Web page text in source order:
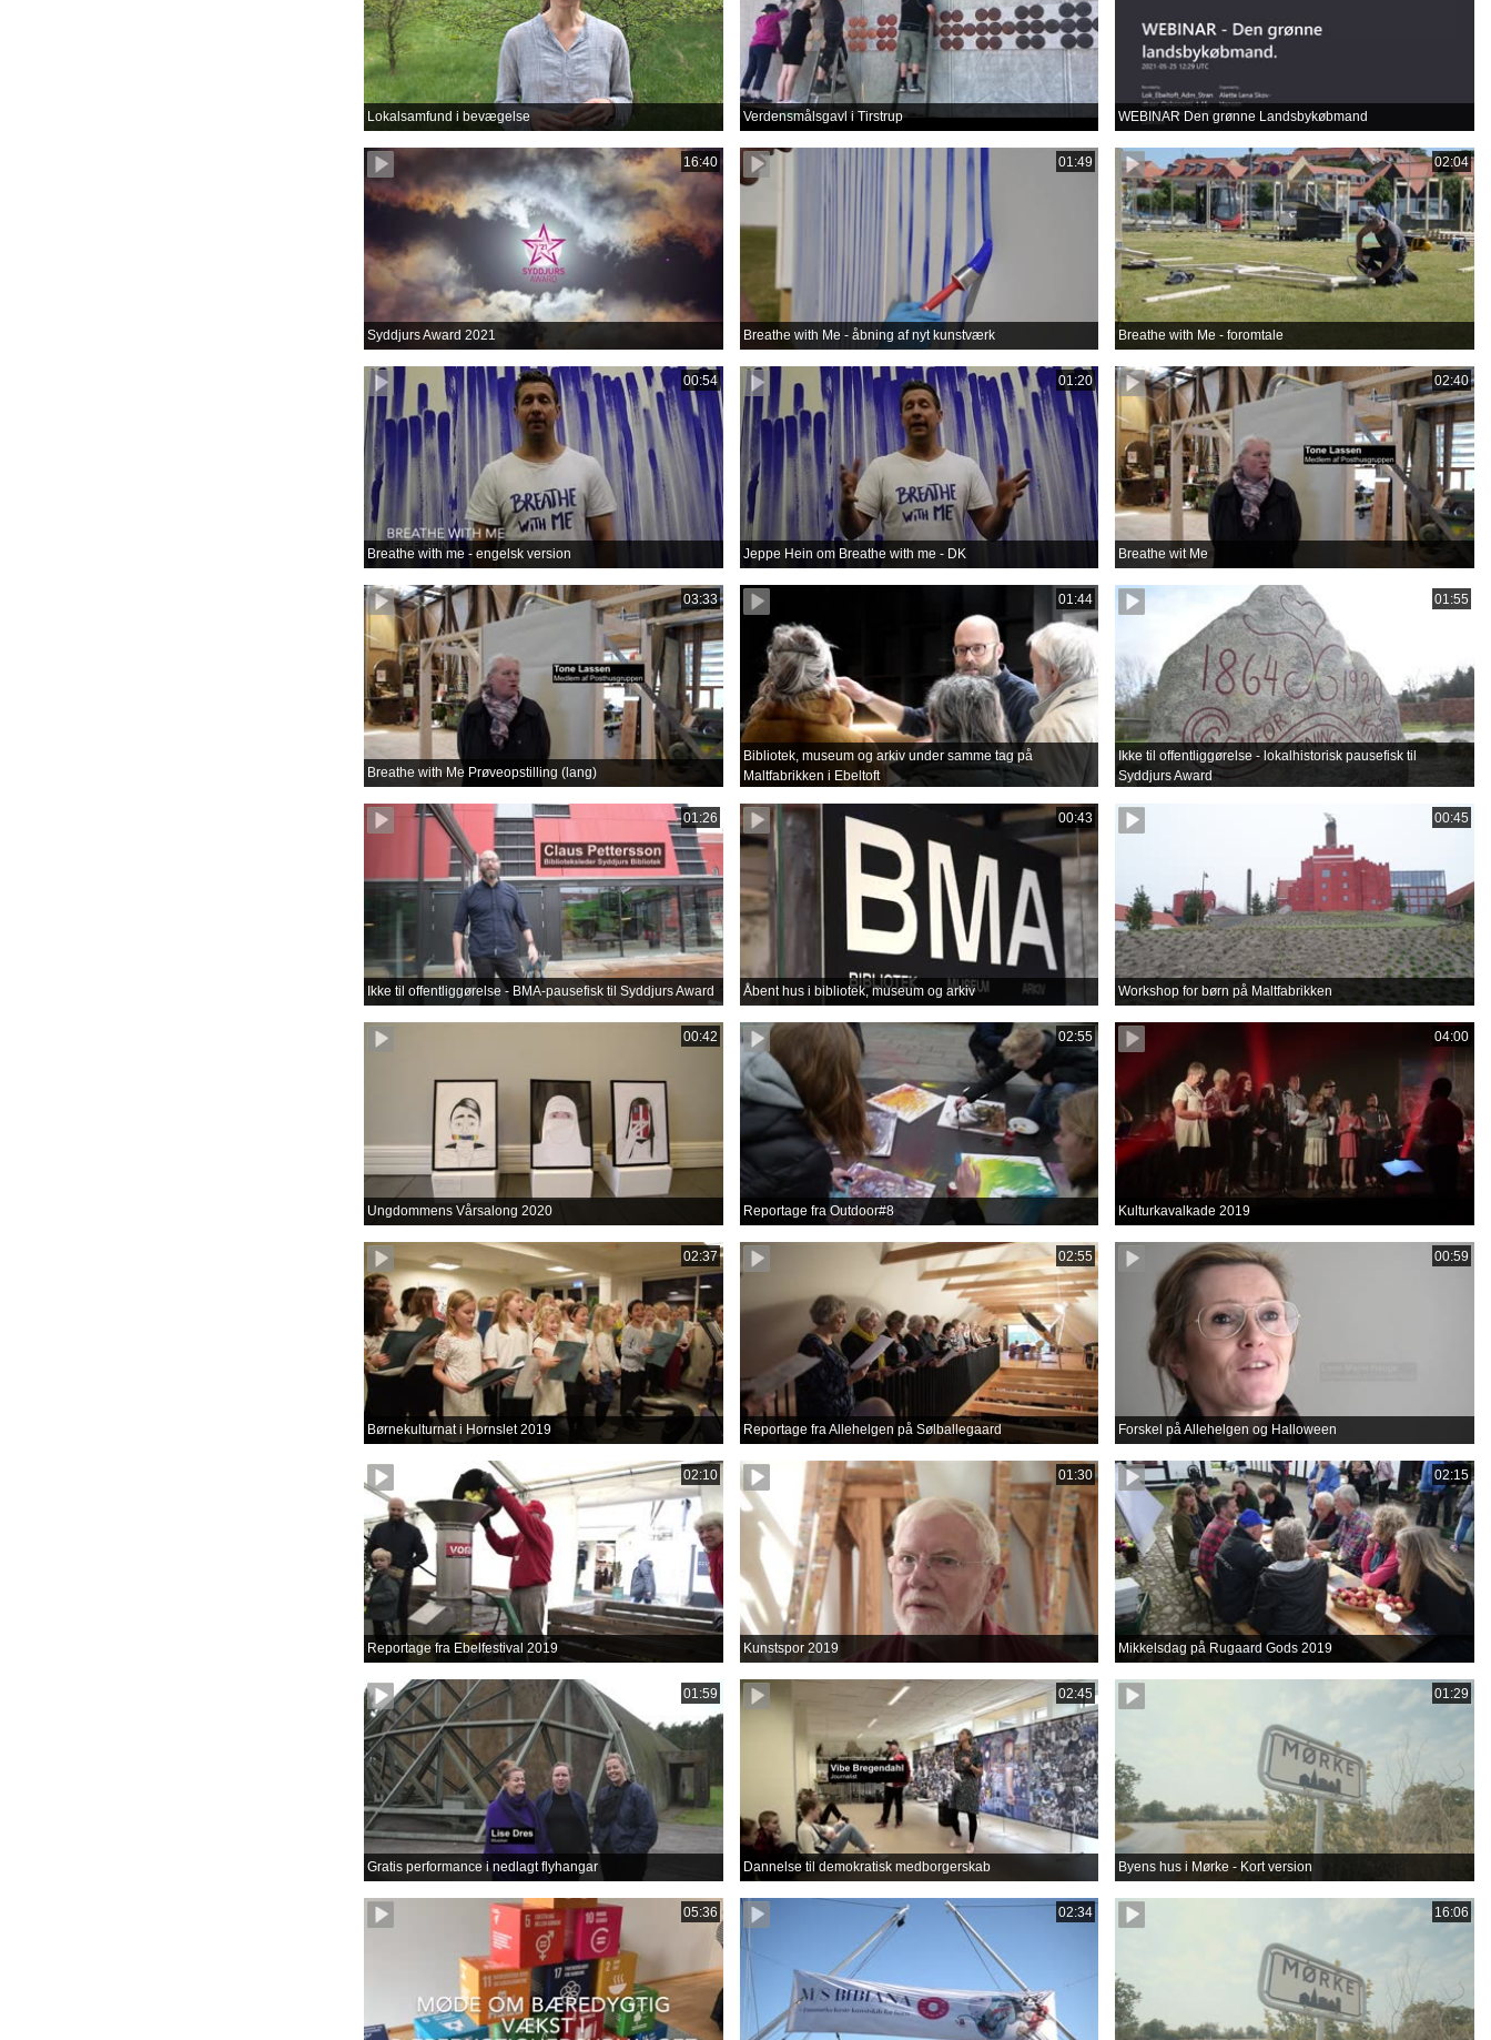
Lokalsamfund i bevægelse Verdensmålsgavl i Tirstrup WEBINAR Den grønne Landsbykøbmand
16:40
Syddjurs Award 2021
01:49
Breathe with Me - åbning af nyt kunstværk
02:04
Breathe with Me - foromtale
00:54
Breathe with me - engelsk version
01:20
Jeppe Hein om Breathe with me - DK
02:40
Breathe wit Me
03:33
Breathe with Me Prøveopstilling (lang)
01:44
Bibliotek, museum og arkiv under samme tag på
Maltfabrikken i Ebeltoft
01:55
Ikke til offentliggørelse - lokalhistorisk pausefisk til
Syddjurs Award
01:26
Ikke til offentliggørelse - BMA-pausefisk til Syddjurs Award
00:43
Åbent hus i bibliotek, museum og arkiv
00:45
Workshop for børn på Maltfabrikken
00:42
Ungdommens Vårsalong 2020
02:55
Reportage fra Outdoor#8
04:00
Kulturkavalkade 2019
02:37
Børnekulturnat i Hornslet 2019
02:55
Reportage fra Allehelgen på Sølballegaard
00:59
Forskel på Allehelgen og Halloween
02:10
Reportage fra Ebelfestival 2019
01:30
Kunstspor 2019
02:15
Mikkelsdag på Rugaard Gods 2019
01:59
Gratis performance i nedlagt flyhangar
02:45
Dannelse til demokratisk medborgerskab
01:29
Byens hus i Mørke - Kort version
05:36 02:34 16:06